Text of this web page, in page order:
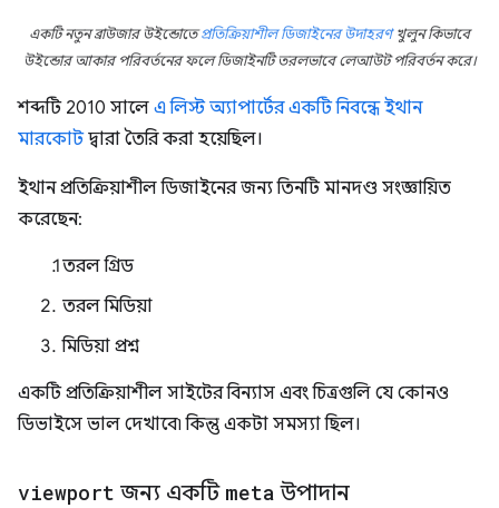
একটি নতুন ব্রাউজার উইন্ডোতেপ্রতিক্রিয়াশীল ডিজাইনের উদাহরণখুলুন কিভাবে
উইন্ডোর আকার পরিবর্তনের ফলে ডিজাইনটি তরলভাবে লেআউট পরিবর্তন করে।
শব্দটি 2010 সালে এ লিস্ট অ্যাপার্টের একটি নিবন্ধে ইথান
মারকোটদ্বারা তৈরি করা হয়েছিল।
ইথান প্রতিক্রিয়াশীল ডিজাইনের জন্য তিনটি মানদণ্ড সংজ্ঞায়িত
করেছেন:
তরল গ্রিড
তরল মিডিয়া
মিডিয়া প্রশ্ন
একটি প্রতিক্রিয়াশীল সাইটের বিন্যাস এবং চিত্রগুলি যে কোনও
ডিভাইসে ভাল দেখাবে৷ কিন্তু একটা সমস্যা ছিল।
viewport জন্য একটি meta উপাদান